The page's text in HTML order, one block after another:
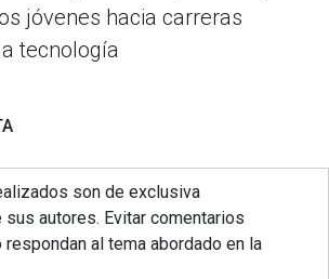
jóvenes hacia carreras
tecnología
son de exclusiva
autores. Evitar comentarios
al tema abordado en la